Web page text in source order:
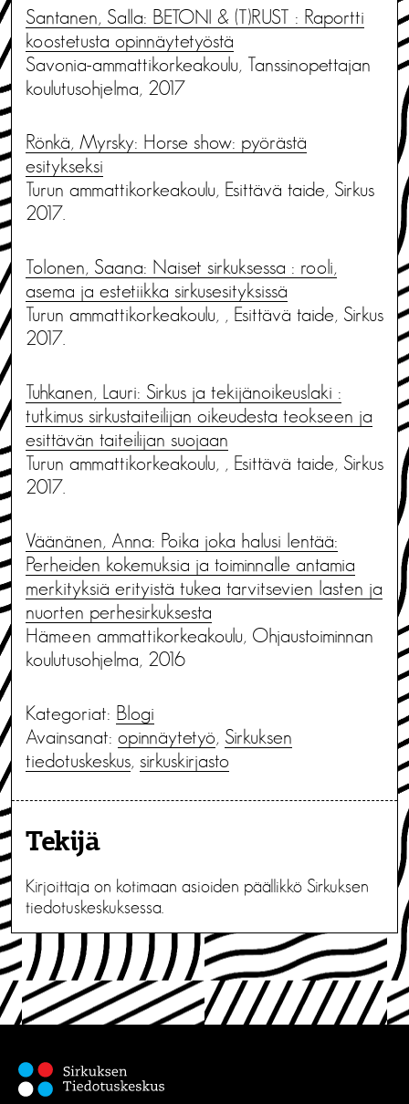
Santanen, Salla: BETONI & (T)RUST : Raportti
koostetusta opinnäytetyöstä
Savonia-ammattikorkeakoulu, Tanssinopettajan
koulutusohjelma, 2017
Rönkä, Myrsky: Horse show: pyörästä
esitykseksi
Turun ammattikorkeakoulu, Esittävä taide, Sirkus
2017.
Tolonen, Saana: Naiset sirkuksessa : rooli,
asema ja estetiikka sirkusesityksissä
Turun ammattikorkeakoulu, , Esittävä taide, Sirkus
2017.
Tuhkanen, Lauri: Sirkus ja tekijänoikeuslaki :
tutkimus sirkustaiteilijan oikeudesta teokseen ja
esittävän taiteilijan suojaan
Turun ammattikorkeakoulu, , Esittävä taide, Sirkus
2017.
Väänänen, Anna: Poika joka halusi lentää:
Perheiden kokemuksia ja toiminnalle antamia
merkityksiä erityistä tukea tarvitsevien lasten ja
nuorten perhesirkuksesta
Hämeen ammattikorkeakoulu, Ohjaustoiminnan
koulutusohjelma, 2016
Kategoriat: Blogi
Avainsanat: opinnäytetyö, Sirkuksen
tiedotuskeskus, sirkuskirjasto
Tekijä
Kirjoittaja on kotimaan asioiden päällikkö Sirkuksen
tiedotuskeskuksessa.